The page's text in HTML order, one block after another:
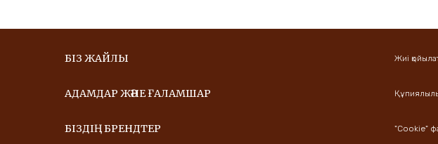
БІЗ ЖАЙЛЫ
АДАМДАР ЖӘНЕ ҒАЛАМШАР
БІЗДІҢ БРЕНДТЕР
Жиі
"Cookie"